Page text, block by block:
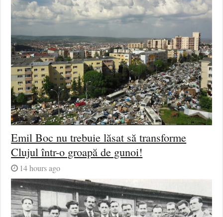
Emil Boc nu trebuie lăsat să transforme
Clujul într-o groapă de gunoi!
14 hours ago